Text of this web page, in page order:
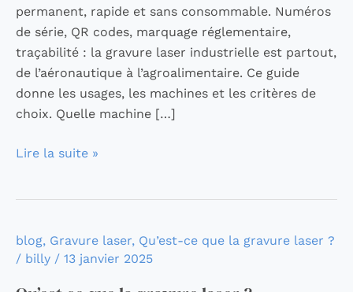
permanent, rapide et sans consommable. Numéros
de série, QR codes, marquage réglementaire,
traçabilité : la gravure laser industrielle est partout,
de l’aéronautique à l’agroalimentaire. Ce guide
donne les usages, les machines et les critères de
choix. Quelle machine […]
Lire la suite »
blog, Gravure laser, Qu’est-ce que la gravure laser ?
/ billy / 13 janvier 2025
Qu’est
ce